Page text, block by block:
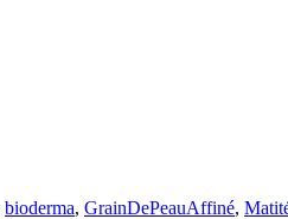
bioderma, GrainDePeauAffiné,